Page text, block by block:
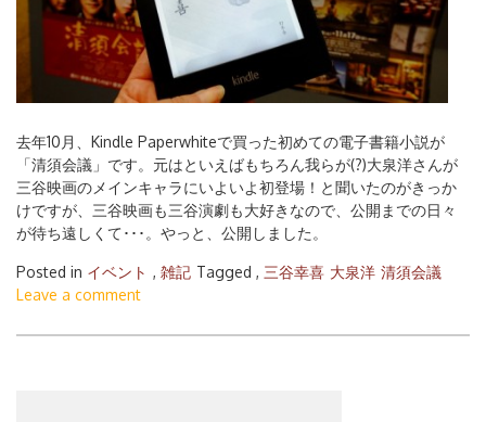
去年10月、Kindle Paperwhiteで買った初めての電子書籍小説が
「清須会議」です。元はといえばもちろん我らが(?)大泉洋さんが
三谷映画のメインキャラにいよいよ初登場！と聞いたのがきっか
けですが、三谷映画も三谷演劇も大好きなので、公開までの日々
が待ち遠しくて･･･。やっと、公開しました。
Posted in イベント , 雑記 Tagged , 三谷幸喜 大泉洋 清須会議
Leave a comment